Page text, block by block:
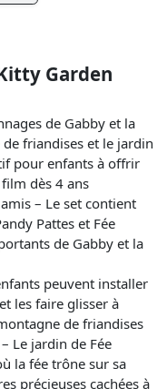
Garden
de Gabby et la
friandises et le jardin
pour enfants à offrir
dès 4 ans
– Le set contient
Pattes et Fée
de Gabby et la
peuvent installer
les faire glisser à
de friandises
Le jardin de Fée
la fée trône sur sa
précieuses cachées à